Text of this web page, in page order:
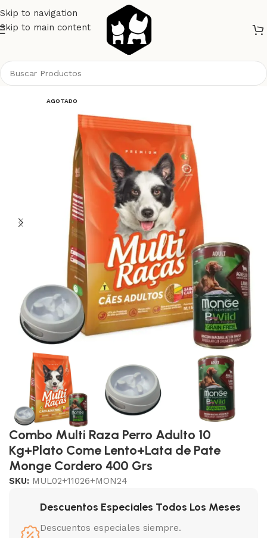
Skip to navigation
Skip to main content
AGOTADO
Combo Multi Raza Perro Adulto 10
Kg+Plato Come Lento+Lata de Pate
Monge Cordero 400 Grs
SKU: MUL02+11026+MON24
Descuentos Especiales Todos Los Meses
Descuentos especiales siempre.